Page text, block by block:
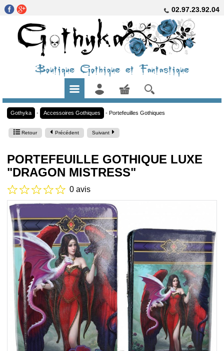
02.97.23.92.04
Boutique Gothique et Fantastique
Gothyka - Accessoires Gothiques - Portefeuilles Gothiques
Retour Précédent Suivant
PORTEFEUILLE GOTHIQUE LUXE
"DRAGON MISTRESS"
0 avis